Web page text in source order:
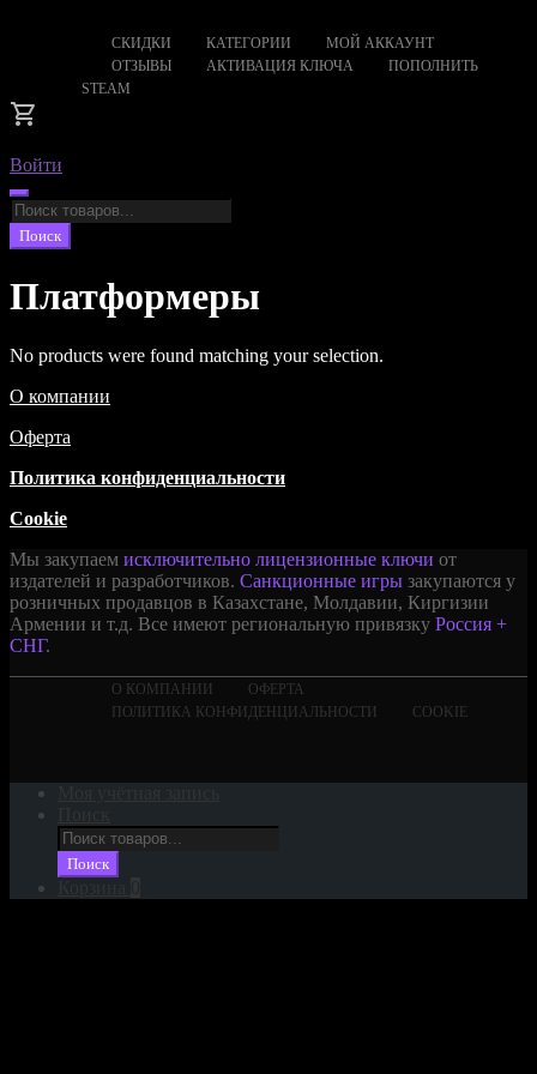
СКИДКИ КАТЕГОРИИ
МОЙ АККАУНТ
ОТЗЫВЫ
АКТИВАЦИЯ КЛЮЧА
ПОПОЛНИТЬ
STEAM
Войти
Поиск
товаров
Поиск
Платформеры
No products were found matching your selection.
О компании
Оферта
Политика конфиденциальности
Cookie
Мы закупаем исключительно лицензионные ключи от
издателей и разработчиков. Санкционные игры закупаются у
розничных продавцов в Казахстане, Молдавии, Киргизии
Армении и т.д. Все имеют региональную привязку Россия +
СНГ.
О КОМПАНИИ
ОФЕРТА
ПОЛИТИКА КОНФИДЕНЦИАЛЬНОСТИ
COOKIE
Поиск
товаров
Поиск